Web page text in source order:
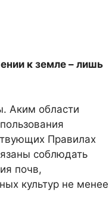
к земле – лишь
Аким об­ласти
Правилах
соблюдать
почв,
культур не менее